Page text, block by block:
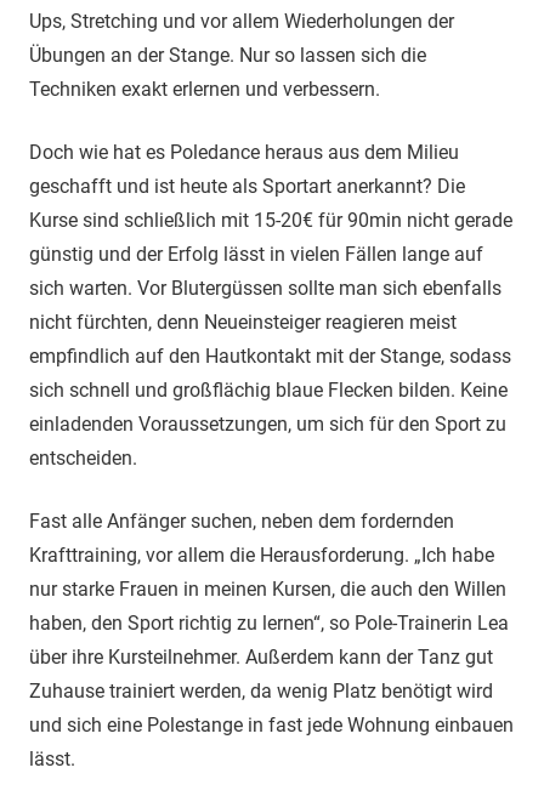
Ups, Stretching und vor allem Wiederholungen der
Übungen an der Stange. Nur so lassen sich die
Techniken exakt erlernen und verbessern.
Doch wie hat es Poledance heraus aus dem Milieu
geschafft und ist heute als Sportart anerkannt? Die
Kurse sind schließlich mit 15-20€ für 90min nicht gerade
günstig und der Erfolg lässt in vielen Fällen lange auf
sich warten. Vor Blutergüssen sollte man sich ebenfalls
nicht fürchten, denn Neueinsteiger reagieren meist
empfindlich auf den Hautkontakt mit der Stange, sodass
sich schnell und großflächig blaue Flecken bilden. Keine
einladenden Voraussetzungen, um sich für den Sport zu
entscheiden.
Fast alle Anfänger suchen, neben dem fordernden
Krafttraining, vor allem die Herausforderung. „Ich habe
nur starke Frauen in meinen Kursen, die auch den Willen
haben, den Sport richtig zu lernen“, so Pole-Trainerin Lea
über ihre Kursteilnehmer. Außerdem kann der Tanz gut
Zuhause trainiert werden, da wenig Platz benötigt wird
und sich eine Polestange in fast jede Wohnung einbauen
lässt.